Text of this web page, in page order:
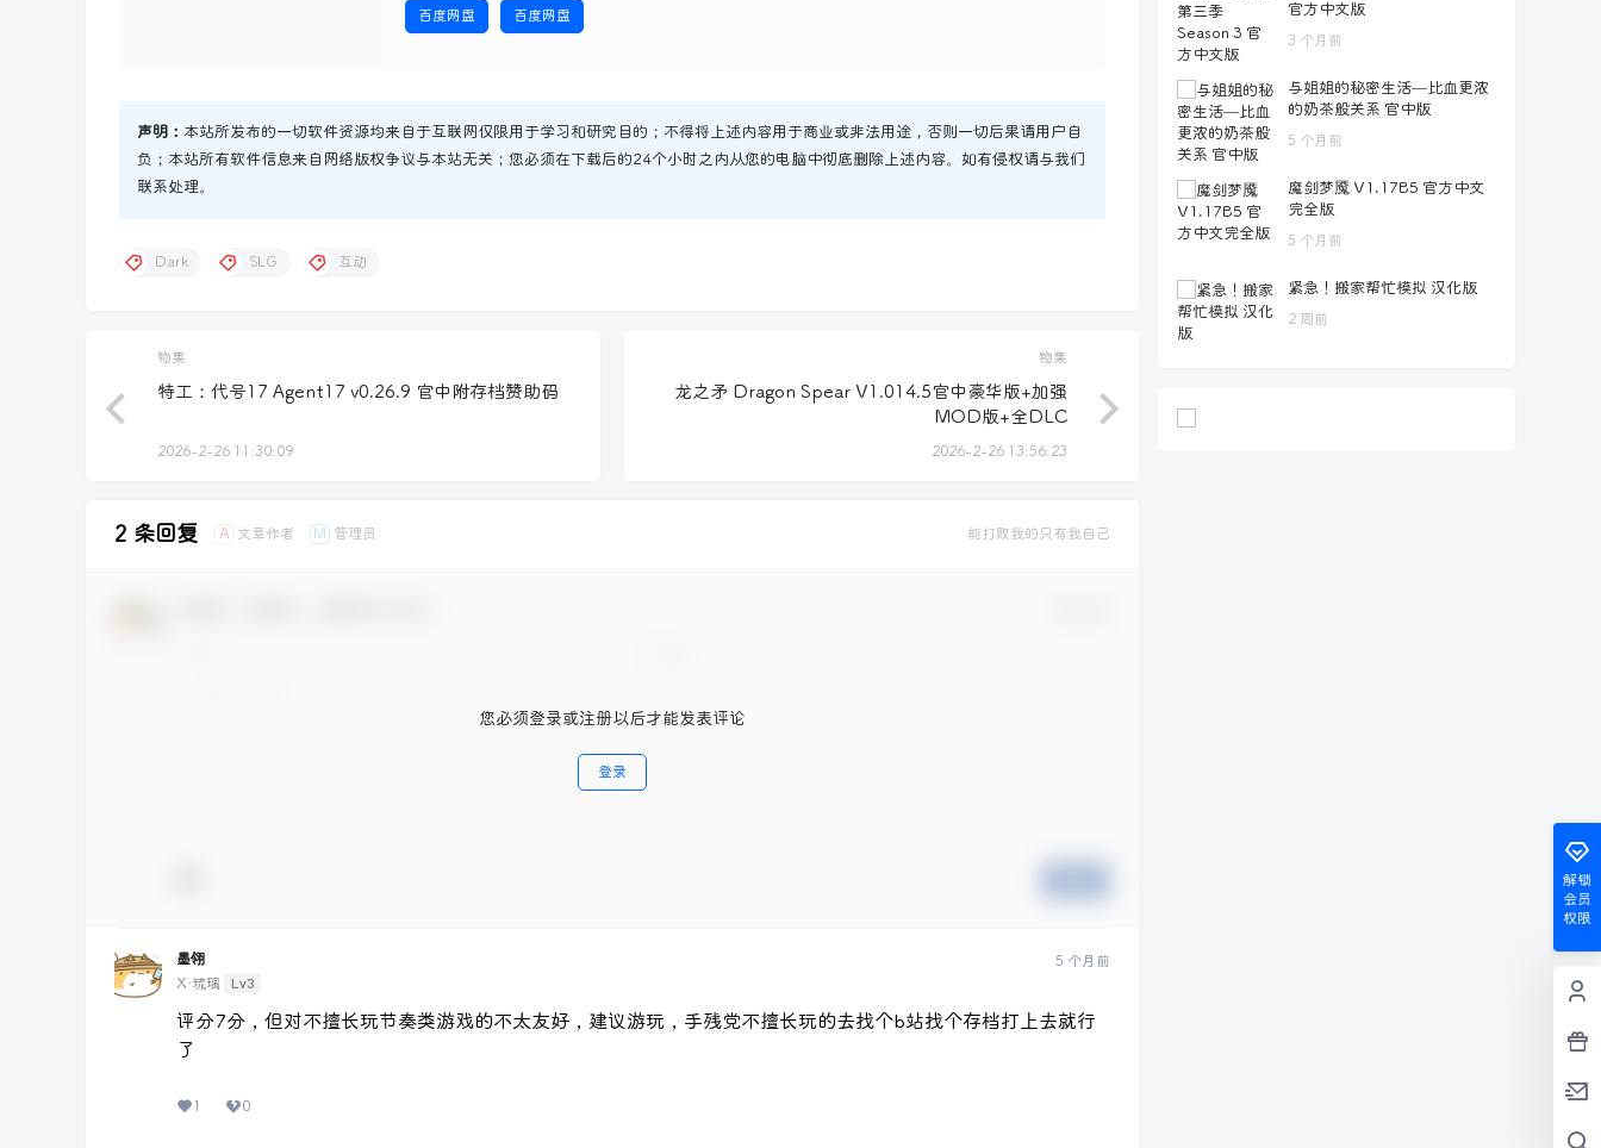
百度网盘 百度网盘
声明： 本站所发布的一切软件资源均来自于互联网仅限用于学习和研究目的；不得将上述内容用于商业或非法用途，否则一切后果请用户自
负；本站所有软件信息来自网络版权争议与本站无关；您必须在下载后的24个小时之内从您的电脑中彻底删除上述内容。如有侵权请与我们
联系处理。
Dark SLG 互动
物集
特工：代号17 Agent17 v0.26.9 官中附存档赞助码
2026-2-26 11:30:09
物集
龙之矛 Dragon Spear V1.014.5官中豪华版+加强
MOD版+全DLC
2026-2-26 13:56:23
2 条回复 A 文章作者 M 管理员 能打败我的只有我自己
您必须登录或注册以后才能发表评论
登录
墨翎
X·琉璃
Lv3
5 个月前
评分7分，但对不擅长玩节奏类游戏的不太友好，建议游玩，手残党不擅长玩的去找个b站找个存档打上去就行
了
1 0
官方中文版
3 个月前
与姐姐的秘密生活—比血更浓
的奶茶般关系 官中版
5 个月前
魔剑梦魇 V1.17B5 官方中文
完全版
5 个月前
紧急！搬家帮忙模拟 汉化版
2 周前
解锁
会员
权限